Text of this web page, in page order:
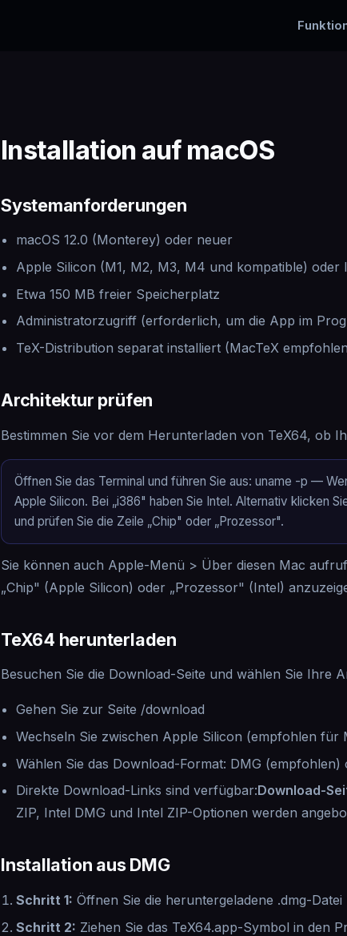
Installation auf macOS
Systemanforderungen
macOS 12.0 (Monterey) oder neuer
Apple Silicon (M1, M2, M3, M4 und kompatible) oder
Etwa 150 MB freier Speicherplatz
Administratorzugriff (erforderlich, um die App im
TeX-Distribution separat installiert (MacTeX
Architektur prüfen
Bestimmen Sie vor dem Herunterladen von TeX64, ob
Öffnen Sie das Terminal und führen Sie aus: uname -p —
Apple Silicon. Bei „i386" haben Sie Intel. Alternativ klicken
und prüfen Sie die Zeile „Chip" oder „Prozessor".
Sie können auch Apple-Menü > Über diesen Mac
„Chip" (Apple Silicon) oder „Prozessor" (Intel)
TeX64 herunterladen
Besuchen Sie die Download-Seite und wählen Sie Ihre
Gehen Sie zur Seite /download
Wechseln Sie zwischen Apple Silicon (empfohlen für
Wählen Sie das Download-Format: DMG (empfohlen)
Direkte Download-Links sind verfügbar:Download-
ZIP, Intel DMG und Intel ZIP-Optionen werden
Installation aus DMG
Schritt 1: Öffnen Sie die heruntergeladene .dmg-
Schritt 2: Ziehen Sie das TeX64.app-Symbol in den